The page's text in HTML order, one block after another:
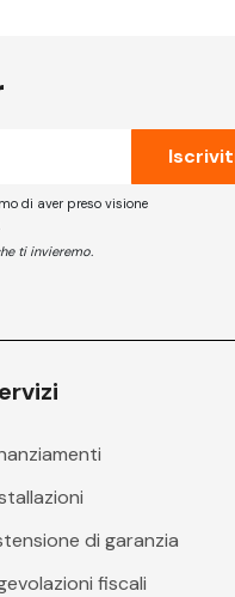
di aver preso visione
ti invieremo.
di garanzia
fiscali